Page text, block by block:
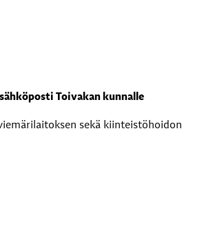
Toivakan kunnalle
sekä kiinteistöhoidon